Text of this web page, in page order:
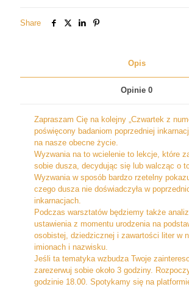
jakie
Share
Opis
Opinie 0
Zapraszam Cię na kolejny „Czwartek z
poświęcony badaniom poprzedniej
na nasze obecne życie.
Wyzwania na to wcielenie to lekcje, które
sobie dusza, decydując się lub walcząc o
Wyzwania w sposób bardzo rzetelny
czego dusza nie doświadczyła w
inkarnacjach.
Podczas warsztatów będziemy także
ustawienia z momentu urodzenia na
osobistej, dziedzicznej i zawartości liter w
imionach i nazwisku.
Jeśli ta tematyka wzbudza Twoje
zarezerwuj sobie około 3 godziny.
godzinie 18.00. Spotykamy się na